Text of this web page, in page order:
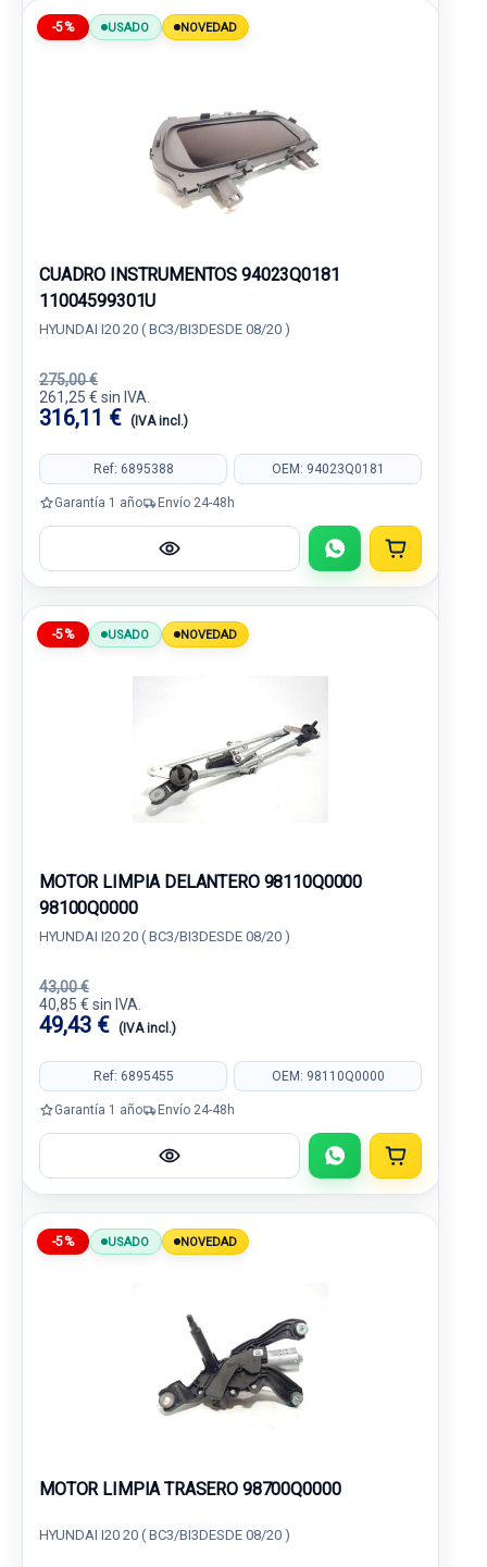
-5% USADO NOVEDAD
CUADRO INSTRUMENTOS 94023Q0181
11004599301U
HYUNDAI I20 20 ( BC3/BI3DESDE 08/20 )
275,00 €
261,25 € sin IVA.
316,11 € (IVA incl.)
Ref: 6895388 OEM: 94023Q0181
Garantía 1 año Envío 24-48h
-5% USADO NOVEDAD
MOTOR LIMPIA DELANTERO 98110Q0000
98100Q0000
HYUNDAI I20 20 ( BC3/BI3DESDE 08/20 )
43,00 €
40,85 € sin IVA.
49,43 € (IVA incl.)
Ref: 6895455 OEM: 98110Q0000
Garantía 1 año Envío 24-48h
-5% USADO NOVEDAD
MOTOR LIMPIA TRASERO 98700Q0000
HYUNDAI I20 20 ( BC3/BI3DESDE 08/20 )